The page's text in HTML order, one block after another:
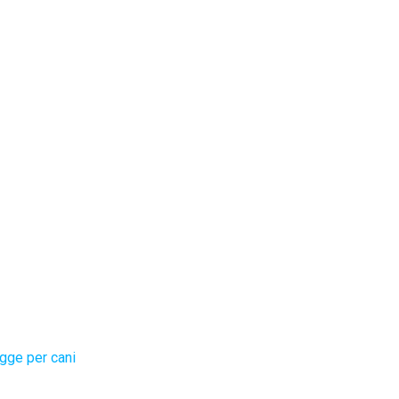
per cani